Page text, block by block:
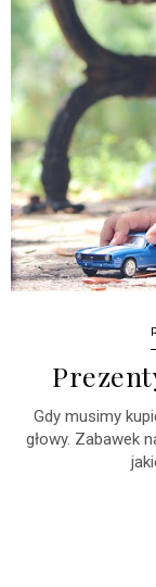
Gdy musimy
głowy. Zabawek